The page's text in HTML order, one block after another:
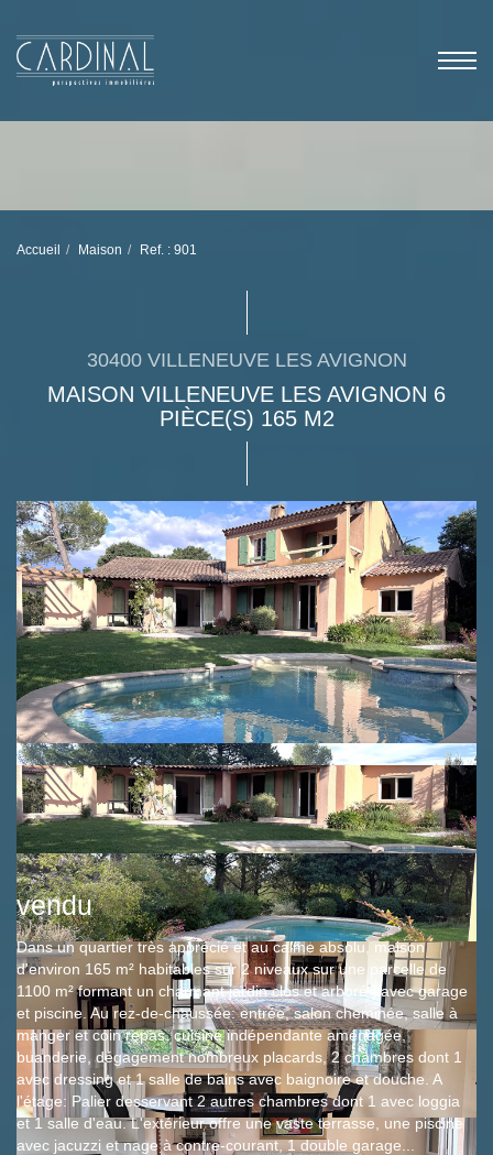
Accueil Maison Ref. : 901
30400 VILLENEUVE LES AVIGNON
MAISON VILLENEUVE LES AVIGNON 6
PIÈCE(S) 165 M2
vendu
Dans un quartier très apprécié et au calme absolu, maison
d'environ 165 m² habitables sur 2 niveaux sur une parcelle de
1100 m² formant un charmant jardin clos et arboré , avec garage
et piscine. Au rez-de-chaussée: entrée, salon cheminée, salle à
manger et coin repas, cuisine indépendante aménagée,
buanderie, dégagement nombreux placards, 2 chambres dont 1
avec dressing et 1 salle de bains avec baignoire et douche. A
l'étage: Palier desservant 2 autres chambres dont 1 avec loggia
et 1 salle d'eau. L'extérieur offre une vaste terrasse, une piscine
avec jacuzzi et nage à contre-courant, 1 double garage...